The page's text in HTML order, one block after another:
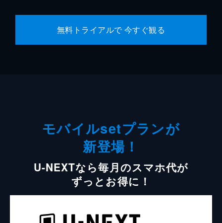
無料トライアルで 今すぐ観る
モバイルsetプランが
新登場！
U-NEXTなら毎月のスマホ代が
ずっとお得に！